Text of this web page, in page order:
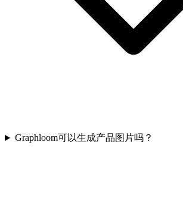
Graphloom可以生成产品图片吗？